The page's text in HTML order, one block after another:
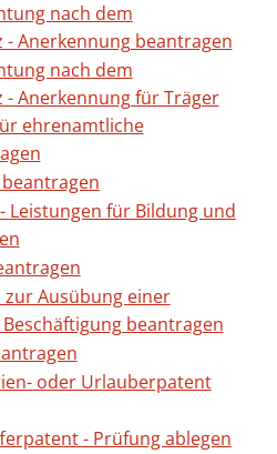
nach dem
- Anerkennung beantragen
nach dem
- Anerkennung für Träger
ehrenamtliche
Leistungen für Bildung und
zur Ausübung einer
beantragen
oder Urlauberpatent
- Prüfung ablegen